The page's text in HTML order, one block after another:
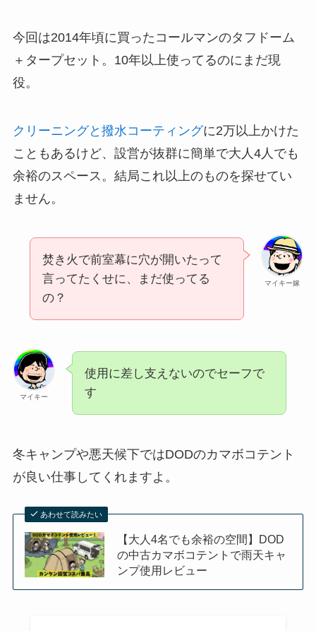
今回は2014年頃に買ったコールマンのタフドーム
＋タープセット。10年以上使ってるのにまだ現
役。
クリーニングと撥水コーティングに2万以上かけた
こともあるけど、設営が抜群に簡単で大人4人でも
余裕のスペース。結局これ以上のものを探せてい
ません。
マイキー嫁
焚き火で前室幕に穴が開いたって
言ってたくせに、まだ使ってる
の？
マイキー
使用に差し支えないのでセーフで
す
冬キャンプや悪天候下ではDODのカマボコテント
が良い仕事してくれますよ。
あわせて読みたい
【大人4名でも余裕の空間】DOD
の中古カマボコテントで雨天キャ
ンプ使用レビュー